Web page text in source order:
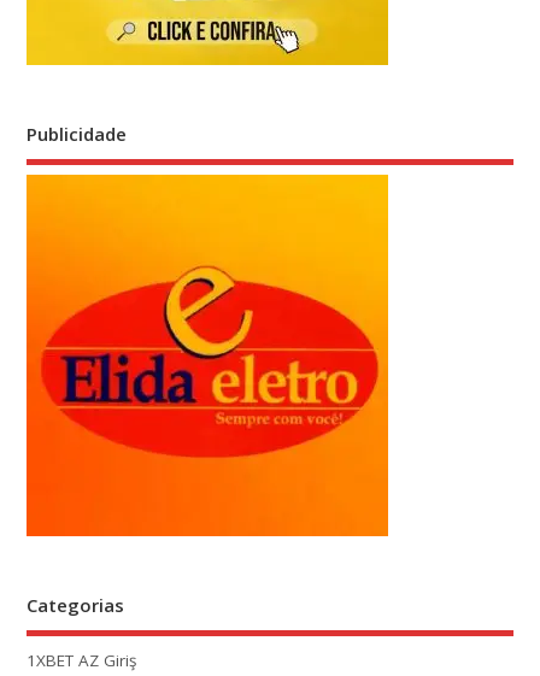
Publicidade
Categorias
1XBET AZ Giriş